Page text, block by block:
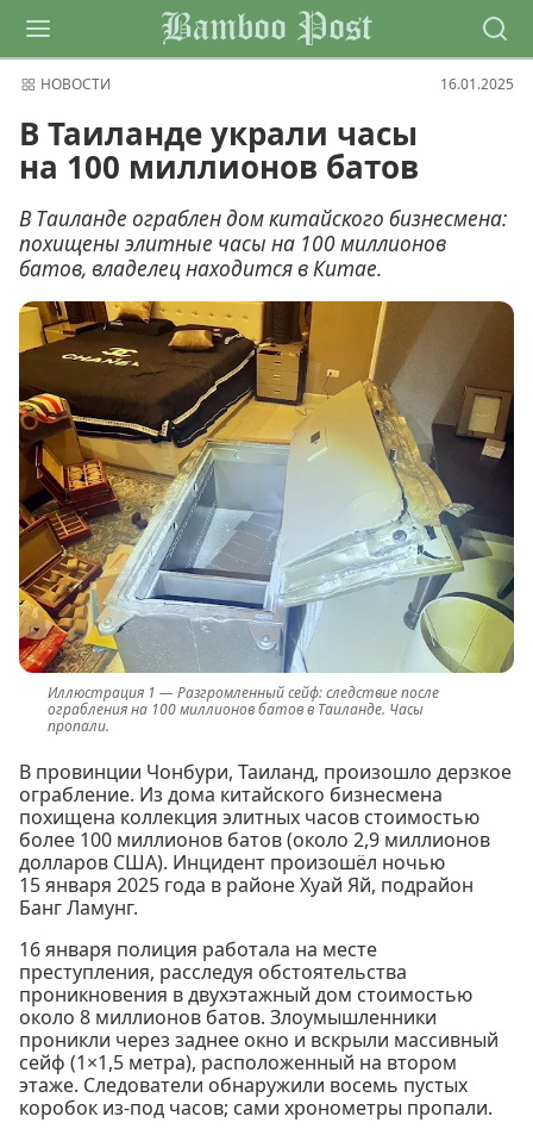
Bamboo Post
НОВОСТИ 16.01.2025
В Таиланде украли часы
на 100 миллионов батов
В Таиланде ограблен дом китайского бизнесмена:
похищены элитные часы на 100 миллионов
батов, владелец находится в Китае.
Разгромленный сейф: следствие после
ограбления на 100 миллионов батов в Таиланде. Часы
пропали.
В провинции Чонбури, Таиланд, произошло дерзкое
ограбление. Из дома китайского бизнесмена
похищена коллекция элитных часов стоимостью
более 100 миллионов батов (около 2,9 миллионов
долларов США). Инцидент произошёл ночью
15 января 2025 года в районе Хуай Яй, подрайон
Банг Ламунг.
16 января полиция работала на месте
преступления, расследуя обстоятельства
проникновения в двухэтажный дом стоимостью
около 8 миллионов батов. Злоумышленники
проникли через заднее окно и вскрыли массивный
сейф (1×1,5 метра), расположенный на втором
этаже. Следователи обнаружили восемь пустых
коробок из-под часов; сами хронометры пропали.